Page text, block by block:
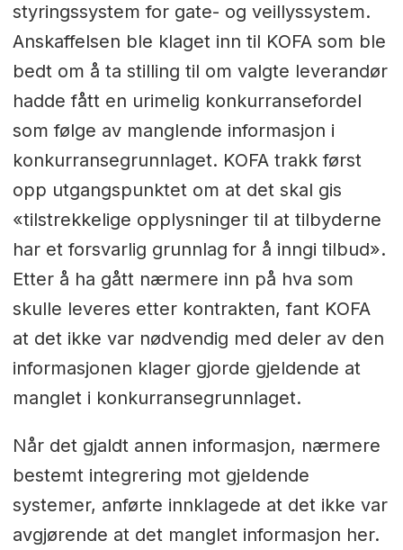
styringssystem for gate- og veillyssystem.
Anskaffelsen ble klaget inn til KOFA som ble
bedt om å ta stilling til om valgte leverandør
hadde fått en urimelig konkurransefordel
som følge av manglende informasjon i
konkurransegrunnlaget. KOFA trakk først
opp utgangspunktet om at det skal gis
«tilstrekkelige opplysninger til at tilbyderne
har et forsvarlig grunnlag for å inngi tilbud».
Etter å ha gått nærmere inn på hva som
skulle leveres etter kontrakten, fant KOFA
at det ikke var nødvendig med deler av den
informasjonen klager gjorde gjeldende at
manglet i konkurransegrunnlaget.
Når det gjaldt annen informasjon, nærmere
bestemt integrering mot gjeldende
systemer, anførte innklagede at det ikke var
avgjørende at det manglet informasjon her.